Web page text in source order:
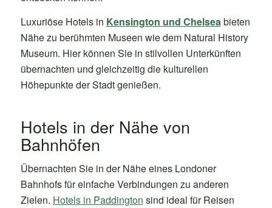
Luxuriöse Hotels in Kensington und Chelseabieten
Nähe zu berühmten Museen wie dem Natural History
Museum. Hier können Sie in stilvollen Unterkünften
übernachten und gleichzeitig die kulturellen
Höhepunkte der Stadt genießen.
Hotels in der Nähe von
Bahnhöfen
Übernachten Sie in der Nähe eines Londoner
Bahnhofs für einfache Verbindungen zu anderen
Zielen. Hotels in Paddington sind ideal für Reisen